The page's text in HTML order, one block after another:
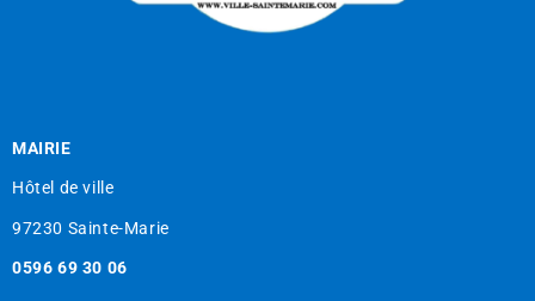
MAIRIE
Hôtel de ville
97230 Sainte-Marie
0596 69 30 06